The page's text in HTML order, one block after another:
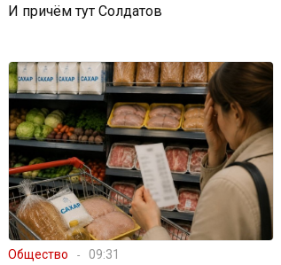
И причём тут Солдатов
Общество 09:31